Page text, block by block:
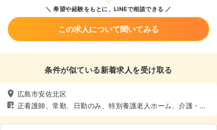
希望や経験をもとに、LINEで相談できる
この求人について聞いてみる
条件が似ている新着求人を受け取る
広島市安佐北区
正看護師、常勤、日勤のみ、特別養護老人ホーム、介護・福
祉系、4週8休以上